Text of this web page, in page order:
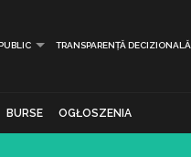
TRANSPARENȚĂ DECIZIONALĂ
BURSE OGŁOSZENIA